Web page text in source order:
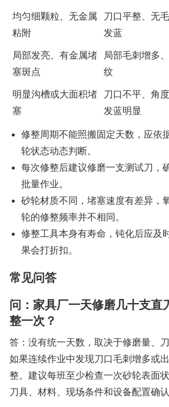
均匀细颗粒、无金属
粘附
刀口平整、无
发蓝
局部发亮、有金属堵
塞斑点
局部毛刺增多
纹
明显沟槽或大面积堵
塞
刀口不平、角度
发蓝明显
修整周期不能照搬固定天数，应依
轮状态动态判断。
每次修整后建议修磨一支测试刀，
批量作业。
砂轮材质不同，堵塞速度有差异，
轮的修整频率并不相同。
修整工具本身有寿命，钝化后应及
果会打折扣。
常见问答
问：家具厂一天修磨几十支直
整一次？
答：没有统一天数，取决于修磨量、
如果连续作业中发现刀口毛刺增多或
整。建议每班至少检查一次砂轮表面
刀具、材料、现场条件和设备配置确认